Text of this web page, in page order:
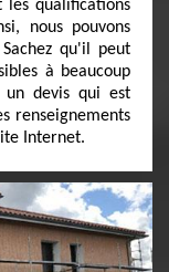
les qualifications
nous pouvons
qu'il peut
à beaucoup
un devis qui est
renseignements
Internet.